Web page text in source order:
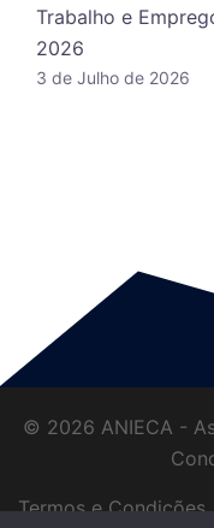
Trabalho e
2026
3 de Julho de 2026
© 2026 ANIECA -
Termos e Condições